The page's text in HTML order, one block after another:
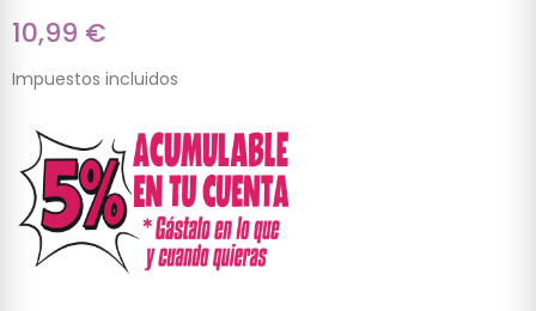
10,99 €
Impuestos incluidos